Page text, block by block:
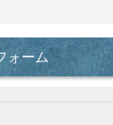
ォーム